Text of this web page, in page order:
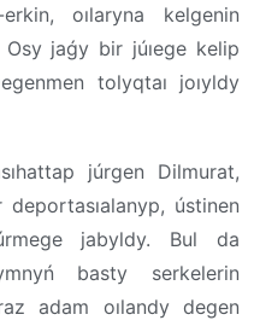
oılaryna kelgenin
jaǵy bir júıege kelip
tolyqtaı joıyldy
júrgen Dilmurat,
deportasıalanyp, ústinen
jabyldy. Bul da
basty serkelerin
adam oılandy degen